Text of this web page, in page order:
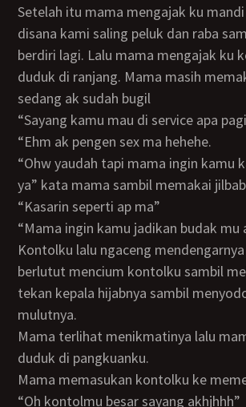
Setelah itu mama mengajak ku mandi bersama
disana kami saling peluk dan raba
berdiri lagi. Lalu mama mengajak ku
duduk di ranjang. Mama masih
sedang ak sudah bugil
“sayang kamu mau di service apa
“ehm ak pengen sex ma hehehe.
“ohw yaudah tapi mama ingin kamu kasarin mama
ya” kata mama sambil memakai
“kasarin seperti ap ma”
“mama ingin kamu jadikan budak
Kontolku lalu ngaceng mendengarnya lalu mama
berlutut mencium kontolku sambil
tekan kepala hijabnya sambil
mulutnya.
Mama terlihat menikmatinya lalu mama berdiri lalu
duduk di pangkuanku.
Mama memasukan kontolku ke
“oh kontolmu besar sayang akhjhhh”